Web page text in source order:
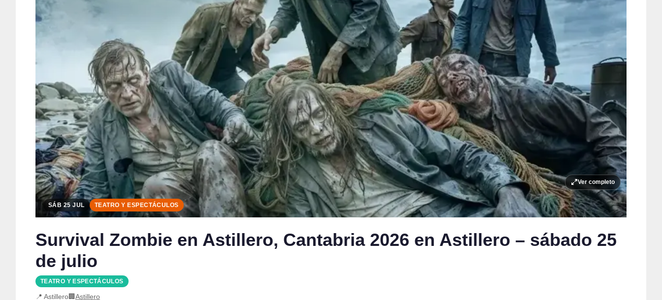
Ver completo
SÁB 25 JUL TEATRO Y ESPECTÁCULOS
Survival Zombie en Astillero, Cantabria 2026 en Astillero – sábado 25
de julio
TEATRO Y ESPECTÁCULOS
📍 Astillero🏢Astillero